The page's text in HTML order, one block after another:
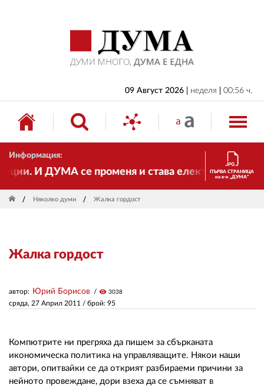
09 Август 2026 неделя 00:56 ч.
Информация:
И ДУМА се променя и става електронноПЪРВА СТРАНИЦА
на в-к „ДУМА“
Няколко думи Жалка гордост
Жалка гордост
сряда, 27 Април 2011 / брой: 95
автор: Юрий Борисов visibility 3038
Компютрите ни прегряха да пишем за сбърканата
икономическа политика на управляващите. Някои наши
автори, опитвайки се да открият разбираеми причини за
нейното провеждане, дори взеха да се съмняват в
БЪЛГАРИЯ
ИКОНОМИКА
ИЗБОРИ
СВЯТ
ЗА НАС
РЕДАКЦИЯ
КОНТАКТИ